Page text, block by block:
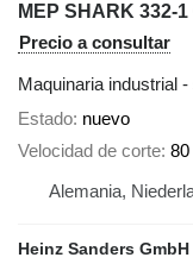
MEP SHARK 332-1
Precio a consultar
Maquinaria industrial
Estado nuevo
Velocidad de corte
Alemania,
Heinz Sanders GmbH